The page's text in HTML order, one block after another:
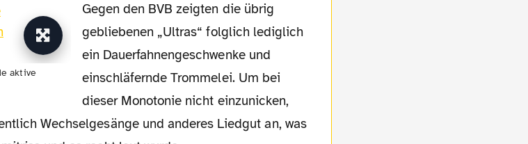
aktive
Gegen den BVB zeigten die übrig
gebliebenen „Ultras“ folglich lediglich
ein Dauerfahnengeschwenke und
einschläfernde Trommelei. Um bei
dieser Monotonie nicht einzunicken,
Wechselgesänge und anderes Liedgut an, was